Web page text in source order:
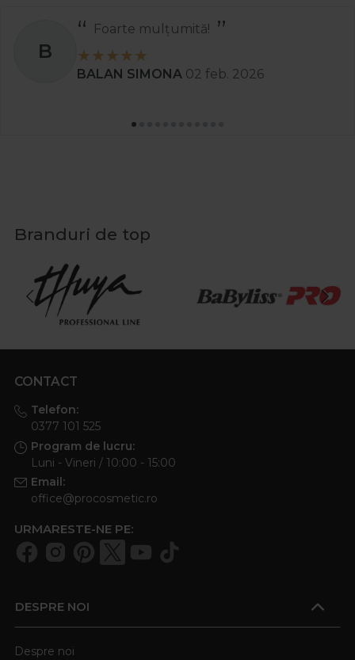
B
Foarte mulțumită!
BALAN SIMONA 02 feb. 2026
Branduri de top
CONTACT
Telefon:
0377 101 525
Program de lucru:
Luni - Vineri / 10:00 - 15:00
Email:
office@procosmetic.ro
URMARESTE-NE PE:
DESPRE NOI
Despre noi